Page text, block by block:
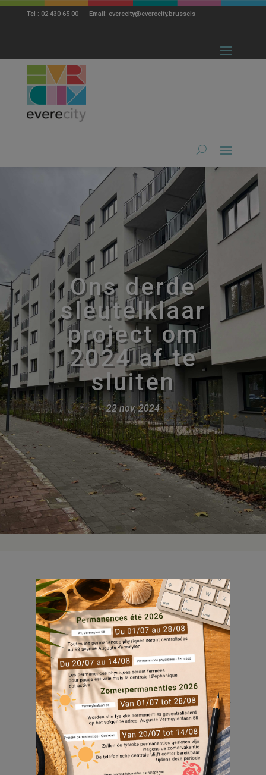
Tel : 02 430 65 00 Email: everecity@everecity.brussels
Ons derde
sleutelklaar
project om
2024 af te
sluiten
22 nov, 2024
Op dinsdag 19 november 2024 kwamen we
samen met de BGHM,deStatsecreris,de
Bourgemeester en onze Voorzitter om het
laatste vastgoedproject dat in 2024 verhuurd
wordt, in te huldigen: Eenboom
Het complex Eenboom omvat 71
appartementen, variërend van 1 tot 4
slaapkamers, een commerciële ruimte en
een praktijkruimte op de begane grond. Het
gebouw is gelegen tussen de Henri
Dunantlaan en de Arbre Uniquestraat en
modal-check